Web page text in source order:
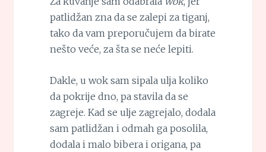
patlidžan zna da se zalepi za tiganj,
tako da vam preporučujem da birate
nešto veće, za šta se neće lepiti.
Dakle, u wok sam sipala ulja koliko
da pokrije dno, pa stavila da se
zagreje. Kad se ulje zagrejalo, dodala
sam patlidžan i odmah ga posolila,
dodala i malo bibera i origana, pa